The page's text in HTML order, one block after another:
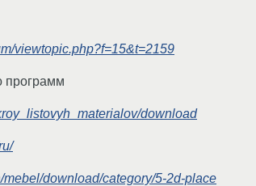
viewtopic.php?f=15&t=2159
программ
download
download/category/5-2d-place